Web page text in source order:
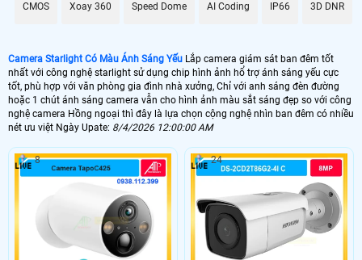
1.500.000 VNĐ kx-s2001c4
2.10.000 VNĐ HFW2230SP-S-S2
💥 Lắp Camera Starlight Hikvision
1.400,000 VNĐ DS-2CE71D8T-PIRL
💙 Lắp Camera Wifi Starlight
🥈 Lắp Camera Starlight Trọn Bộ
1.700.000 VNĐ Camera Dahua
CMOS Xoay 360 Speed Dome AI Coding IP66 3D DNR
Camera Starlight Có Màu Ánh Sáng Yếu Lắp camera giám sát ban đêm tốt
nhất với công nghệ starlight sử dụng chip hình ảnh hổ trợ ánh sáng yếu cực
tốt, phù hợp với văn phòng gia đình nhà xưởng, Chỉ với anh sáng đèn đường
hoặc 1 chút ánh sáng camera vẫn cho hình ảnh màu sắt sáng đẹp so với công
nghệ camera Hồng ngoại thì đây là lựa chọn cộng nghệ nhìn ban đêm có nhiều
nét ưu việt Ngày Upate: 8/4/2026 12:00:00 AM
8 24